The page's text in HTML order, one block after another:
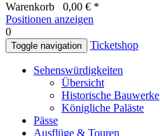
Warenkorb 0,00 € *
Positionen anzeigen
0
Toggle navigation Ticketshop
Sehenswürdigkeiten
Übersicht
Historische Bauwerke
Königliche Paläste
Pässe
Ausflüge & Touren